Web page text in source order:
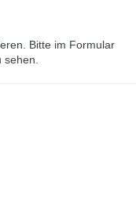
Bitte im Formular
sehen.